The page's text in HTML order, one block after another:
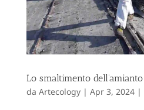
Lo smaltimento dell’amianto
da Artecology| Apr 3, 2024|